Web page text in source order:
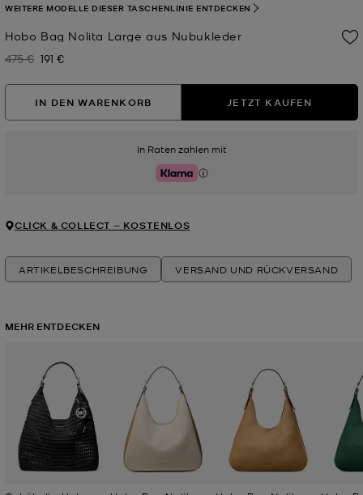
Hobo Bag Nolita Large aus Nubukleder
Zuvor
475 € Jetzt
191 €
WEITERE MODELLE DIESER TASCHENLINIE ENTDECKEN
IN DEN WARENKORB JETZT KAUFEN
In Raten zahlen mit
Klarna
CLICK & COLLECT ‒ KOSTENLOS
ARTIKELBESCHREIBUNG VERSAND UND RÜCKVERSAND
MEHR ENTDECKEN